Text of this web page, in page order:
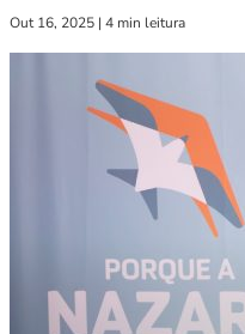
Out 16, 2025 | 4 min leitura